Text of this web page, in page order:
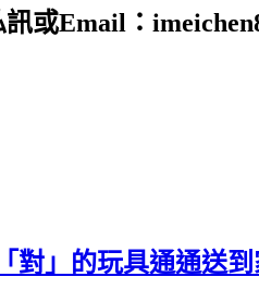
或Email：
對」的玩具通通送到